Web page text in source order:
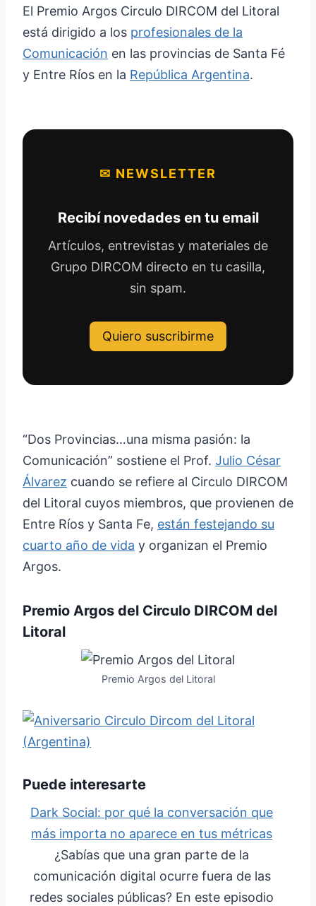
El Premio Argos Circulo DIRCOM del Litoral
está dirigido a los profesionales de la
Comunicación en las provincias de Santa Fé
y Entre Ríos en la República Argentina.
✉ NEWSLETTER
Recibí novedades en tu email
Artículos, entrevistas y materiales de
Grupo DIRCOM directo en tu casilla,
sin spam.
Quiero suscribirme
“Dos Provincias…una misma pasión: la
Comunicación” sostiene el Prof. Julio César
Álvarez cuando se refiere al Circulo DIRCOM
del Litoral cuyos miembros, que provienen de
Entre Ríos y Santa Fe, están festejando su
cuarto año de vida y organizan el Premio
Argos.
Premio Argos del Circulo DIRCOM del
Litoral
Premio Argos del Litoral
Puede interesarte
Dark Social: por qué la conversación que
más importa no aparece en tus métricas
¿Sabías que una gran parte de la
comunicación digital ocurre fuera de las
redes sociales públicas? En este episodio